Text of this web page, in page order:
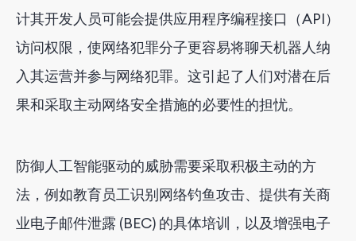
计其开发人员可能会提供应用程序编程接口（API）
访问权限，使网络犯罪分子更容易将聊天机器人纳
入其运营并参与网络犯罪。这引起了人们对潜在后
果和采取主动网络安全措施的必要性的担忧。
防御人工智能驱动的威胁需要采取积极主动的方
法，例如教育员工识别网络钓鱼攻击、提供有关商
业电子邮件泄露 (BEC) 的具体培训，以及增强电子